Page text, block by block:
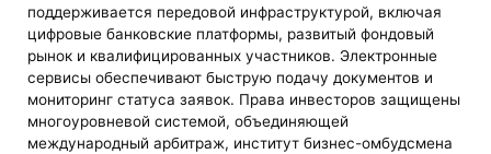
поддерживается передовой инфраструктурой, включая
цифровые банковские платформы, развитый фондовый
рынок и квалифицированных участников. Электронные
сервисы обеспечивают быструю подачу документов и
мониторинг статуса заявок. Права инвесторов защищены
многоуровневой системой, объединяющей
международный арбитраж, институт бизнес-омбудсмена